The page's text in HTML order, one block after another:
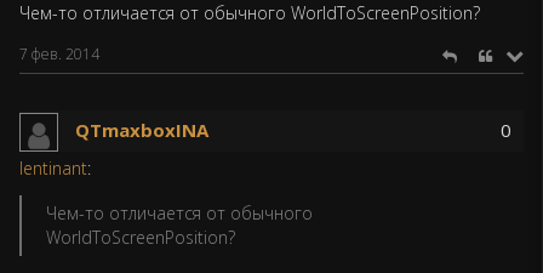
Чем-то отличается от обычного WorldToScreenPosition?
7 фев. 2014
QTmaxboxINA 0
lentinant:
Чем-то отличается от обычного
WorldToScreenPosition?